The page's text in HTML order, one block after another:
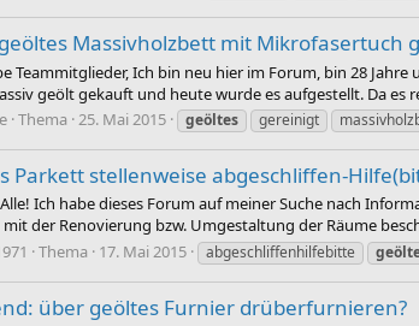
Massivholzbett mit Mikrofasertuch
Teammitglieder, Ich bin neu hier im Forum, bin 28
geölt gekauft und heute wurde es aufgestellt. Da es
Thema 25. Mai 2015 geöltes gereinigt
Parkett stellenweise abgeschliffen-
Ich habe dieses Forum auf meiner Suche nach
der Renovierung bzw. Umgestaltung der Räume
Thema 17. Mai 2015 abgeschliffenhilfebitte
über geöltes Furnier drüberfurnieren?